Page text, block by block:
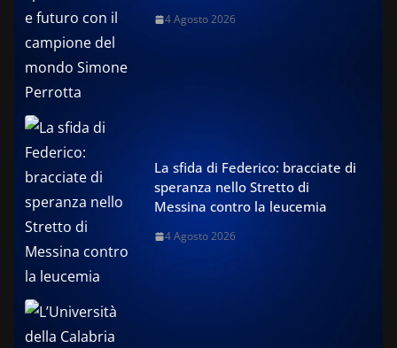
4 Agosto 2026
La sfida di Federico: bracciate di
speranza nello Stretto di
Messina contro la leucemia
4 Agosto 2026